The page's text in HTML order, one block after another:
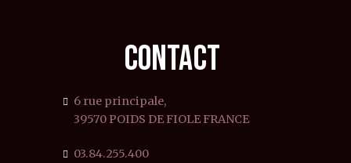
CONTACT
6 rue principale,
39570 POIDS DE FIOLE FRANCE
03.84.255.400